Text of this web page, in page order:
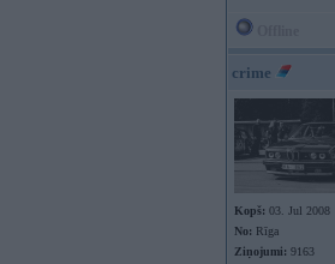
crime
Kopš: 03. Jul 2008
No: Rīga
Ziņojumi: 9163